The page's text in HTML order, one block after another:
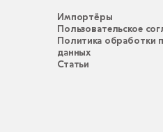
Импортёры
Пользовательское
Политика обработки
данных
Статьи